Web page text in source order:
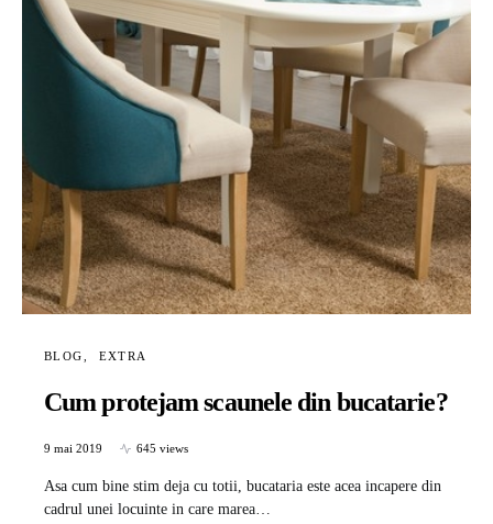
BLOG EXTRA
Cum protejam scaunele din bucatarie?
9 mai 2019 645 views
Asa cum bine stim deja cu totii, bucataria este acea incapere din
cadrul unei locuinte in care marea…